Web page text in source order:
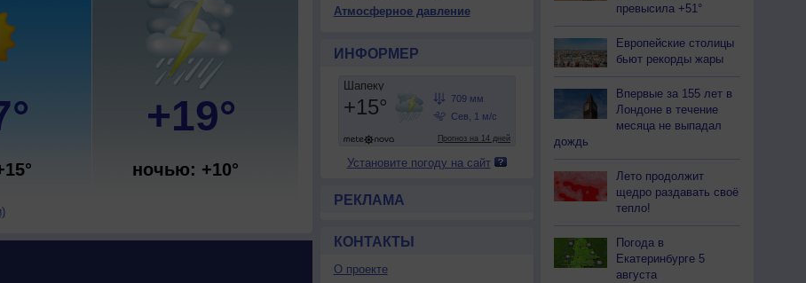
+19°
ночью: +10°
Атмосферное давление
ИНФОРМЕР
Установите погоду на сайт
РЕКЛАМА
КОНТАКТЫ
О проекте
превысила +51°
Европейские столицы
бьют рекорды жары
Впервые за 155 лет в
Лондоне в течение
месяца не выпадал
дождь
Лето продолжит
щедро раздавать своё
тепло!
Погода в
Екатеринбурге 5
августа